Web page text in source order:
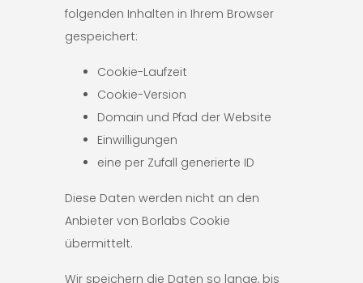
folgenden Inhalten in Ihrem Browser
gespeichert:
Cookie-Laufzeit
Cookie-Version
Domain und Pfad der Website
Einwilligungen
eine per Zufall generierte ID
Diese Daten werden nicht an den
Anbieter von Borlabs Cookie
übermittelt.
Wir speichern die Daten so lange, bis